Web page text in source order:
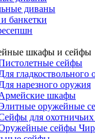
диваны
банкетки
шкафы и сейфы
сейфы
гладкоствольного
нарезного оружия
шкафы
оружейные
для
сейфы